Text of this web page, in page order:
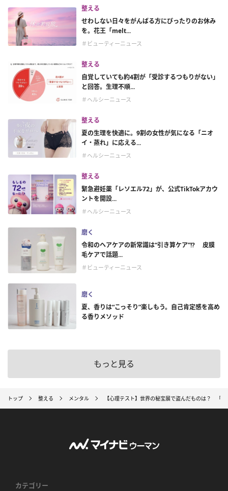
整える
せわしない日々をがんばる方にぴったりのお休み
を。花王「melt...
＃ビューティーニュース
整える
自覚していても約4割が「受診するつもりがない」
と回答。生理不順...
＃ヘルシーニュース
整える
夏の生理を快適に。9割の女性が気になる「ニオ
イ・蒸れ」に応える...
＃ヘルシーニュース
整える
緊急避妊薬「レソエル72」が、公式TikTokアカウ
ントを開設...
＃ヘルシーニュース
磨く
令和のヘアケアの新常識は“引き算ケア”!? 皮膜
毛ケアで話題...
＃ビューティーニュース
磨く
夏、香りは“こっそり”楽しもう。自己肯定感を高め
る香りメソッド
もっと見る
トップ 整える メンタル 【心理テスト】世界の秘宝展で盗んだものは？ 「
カテゴリー